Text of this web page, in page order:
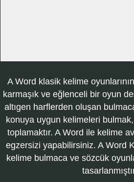
A Word klasik kelime
karmaşık ve eğlenceli bir oyun
altıgen harflerden oluşan
konuya uygun kelimeleri
toplamaktır. A Word ile kelime
egzersizi yapabilirsiniz. A Word
kelime bulmaca ve sözcük